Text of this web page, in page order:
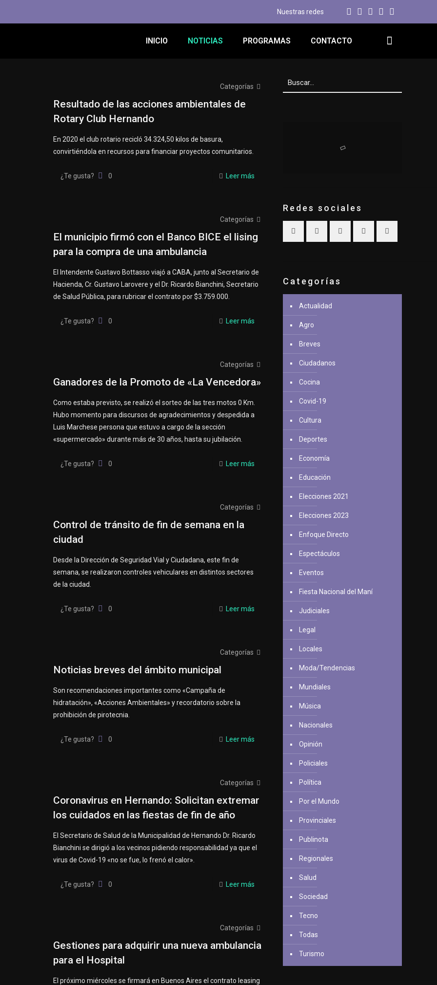
Nuestras redes
INICIO NOTICIAS PROGRAMAS CONTACTO
Categorías
Resultado de las acciones ambientales de
Rotary Club Hernando
En 2020 el club rotario recicló 34.324,50 kilos de basura,
convirtiéndola en recursos para financiar proyectos comunitarios.
¿Te gusta? 0 Leer más
Categorías
El municipio firmó con el Banco BICE el lising
para la compra de una ambulancia
El Intendente Gustavo Bottasso viajó a CABA, junto al Secretario de
Hacienda, Cr. Gustavo Larovere y el Dr. Ricardo Bianchini, Secretario
de Salud Pública, para rubricar el contrato por $3.759.000.
¿Te gusta? 0 Leer más
Categorías
Ganadores de la Promoto de «La Vencedora»
Como estaba previsto, se realizó el sorteo de las tres motos 0 Km.
Hubo momento para discursos de agradecimientos y despedida a
Luis Marchese persona que estuvo a cargo de la sección
«supermercado» durante más de 30 años, hasta su jubilación.
¿Te gusta? 0 Leer más
Categorías
Control de tránsito de fin de semana en la
ciudad
Desde la Dirección de Seguridad Vial y Ciudadana, este fin de
semana, se realizaron controles vehiculares en distintos sectores
de la ciudad.
¿Te gusta? 0 Leer más
Categorías
Noticias breves del ámbito municipal
Son recomendaciones importantes como «Campaña de
hidratación», «Acciones Ambientales» y recordatorio sobre la
prohibición de pirotecnia.
¿Te gusta? 0 Leer más
Categorías
Coronavirus en Hernando: Solicitan extremar
los cuidados en las fiestas de fin de año
El Secretario de Salud de la Municipalidad de Hernando Dr. Ricardo
Bianchini se dirigió a los vecinos pidiendo responsabilidad ya que el
virus de Covid-19 «no se fue, lo frenó el calor».
¿Te gusta? 0 Leer más
Categorías
Gestiones para adquirir una nueva ambulancia
para el Hospital
El próximo miércoles se firmará en Buenos Aires el contrato leasing
Redes sociales
Categorías
Actualidad
Agro
Breves
Ciudadanos
Cocina
Covid-19
Cultura
Deportes
Economía
Educación
Elecciones 2021
Elecciones 2023
Enfoque Directo
Espectáculos
Eventos
Fiesta Nacional del Maní
Judiciales
Legal
Locales
Moda/Tendencias
Mundiales
Música
Nacionales
Opinión
Policiales
Política
Por el Mundo
Provinciales
Publinota
Regionales
Salud
Sociedad
Tecno
Todas
Turismo